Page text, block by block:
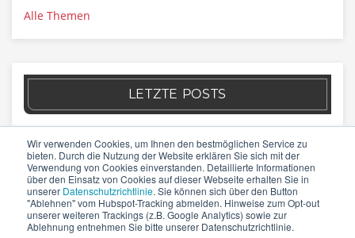
Wir verwenden Cookies, um Ihnen den bestmöglichen Service zu
bieten. Durch die Nutzung der Website erklären Sie sich mit der
Verwendung von Cookies einverstanden. Detaillierte Informationen
über den Einsatz von Cookies auf dieser Webseite erhalten Sie in
unserer Datenschutzrichtlinie. Sie können sich über den Button
"Ablehnen" vom Hubspot-Tracking abmelden. Hinweise zum Opt-out
unserer weiteren Trackings (z.B. Google Analytics) sowie zur
Ablehnung entnehmen Sie bitte unserer Datenschutzrichtlinie.
Alle Themen
LETZTE POSTS
W4